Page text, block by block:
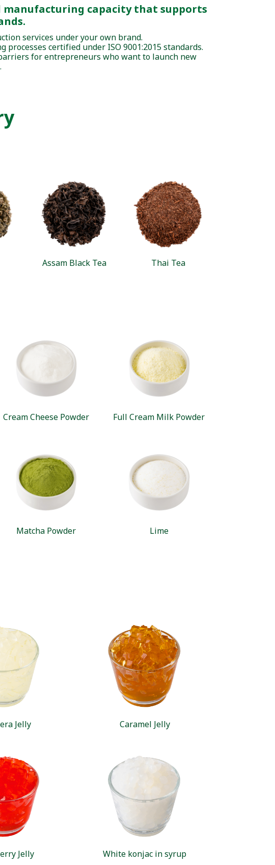
capacity that supports
services under your own brand.
certified under ISO 9001:2015 standards.
for entrepreneurs who want to launch new
Assam Black Tea Thai Tea
Cream Cheese Powder Full Cream Milk Powder
Matcha Powder Lime
Jelly Caramel Jelly
Jelly White konjac in syrup